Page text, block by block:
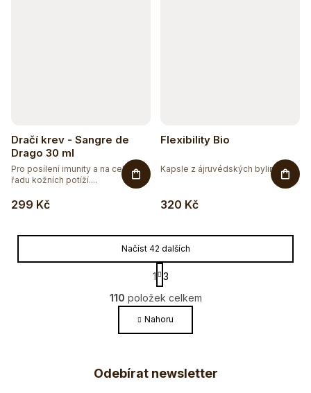
Dračí krev - Sangre de
Drago 30 ml
299 Kč
Pro posílení imunity a na celou
řadu kožních potíží....
Flexibility Bio
320 Kč
Kapsle z ájruvédských bylin pro...
O
v
l
á
a
c
Načíst 42 dalších
S
t
r
á
n
k
á
1
3
110 položek celkem
Nahoru
Odebírat newsletter